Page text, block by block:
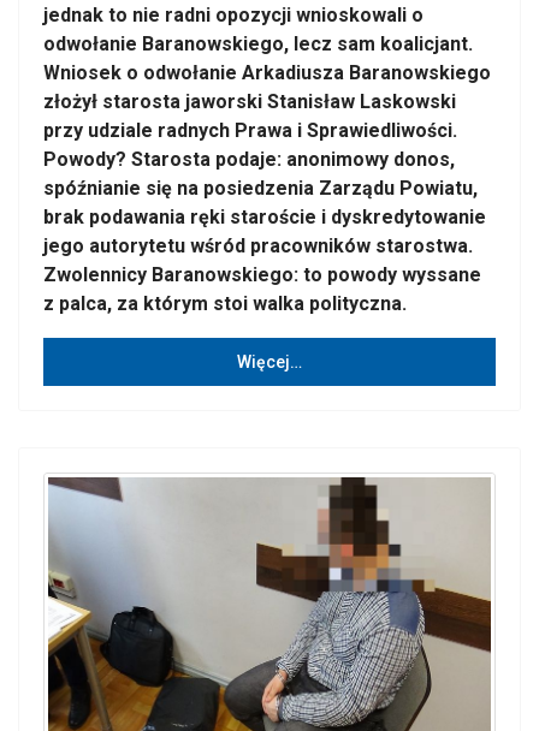
jednak to nie radni opozycji wnioskowali o
odwołanie Baranowskiego, lecz sam koalicjant.
Wniosek o odwołanie Arkadiusza Baranowskiego
złożył starosta jaworski Stanisław Laskowski
przy udziale radnych Prawa i Sprawiedliwości.
Powody? Starosta podaje: anonimowy donos,
spóźnianie się na posiedzenia Zarządu Powiatu,
brak podawania ręki staroście i dyskredytowanie
jego autorytetu wśród pracowników starostwa.
Zwolennicy Baranowskiego: to powody wyssane
z palca, za którym stoi walka polityczna.
Więcej…